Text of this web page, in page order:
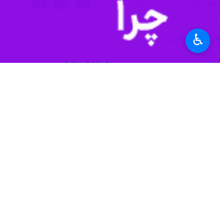
پروندهٔ خبری
توسعه و زیست بوم در قم؛
ظرفیت‌ها و چالش‌ها اخبار مرتبط
♿︎